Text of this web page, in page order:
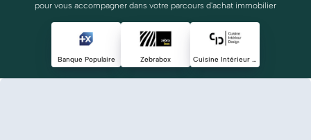
pour vous accompagner dans votre parcours d'achat immobilier
Banque Populaire Zebrabox Cuisine Intérieur Design